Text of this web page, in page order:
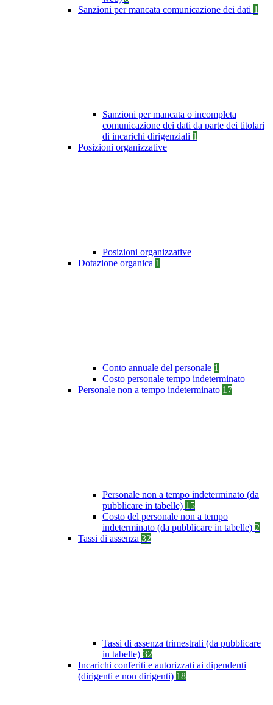
Sanzioni per mancata comunicazione dei dati 1
Sanzioni per mancata o incompleta
comunicazione dei dati da parte dei titolari
di incarichi dirigenziali 1
Posizioni organizzative
Posizioni organizzative
Dotazione organica 1
Conto annuale del personale 1
Costo personale tempo indeterminato
Personale non a tempo indeterminato 17
Personale non a tempo indeterminato (da
pubblicare in tabelle) 15
Costo del personale non a tempo
indeterminato (da pubblicare in tabelle) 2
Tassi di assenza 32
Tassi di assenza trimestrali (da pubblicare
in tabelle) 32
Incarichi conferiti e autorizzati ai dipendenti
(dirigenti e non dirigenti) 18